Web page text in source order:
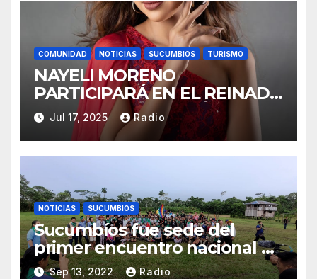
COMUNIDAD NOTICIAS SUCUMBIOS TURISMO
NAYELI MORENO
PARTICIPARÁ EN EL REINADO
NACIONAL DEL CAFÉ LA
TOQUILLA 2025 EN
REPRESENTACIÓN DE
Jul 17, 2025 Radio
NOTICIAS SUCUMBIOS
Sucumbíos fue sede del
primer encuentro nacional de
guardias indígenas
Sep 13, 2022 Radio